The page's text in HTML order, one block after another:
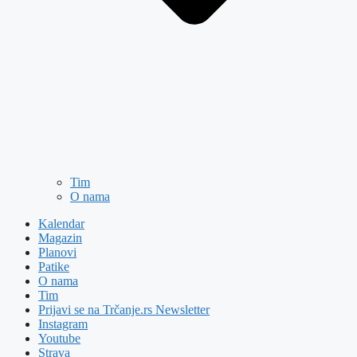
Tim
O nama
Kalendar
Magazin
Planovi
Patike
O nama
Tim
Prijavi se na Trčanje.rs Newsletter
Instagram
Youtube
Strava